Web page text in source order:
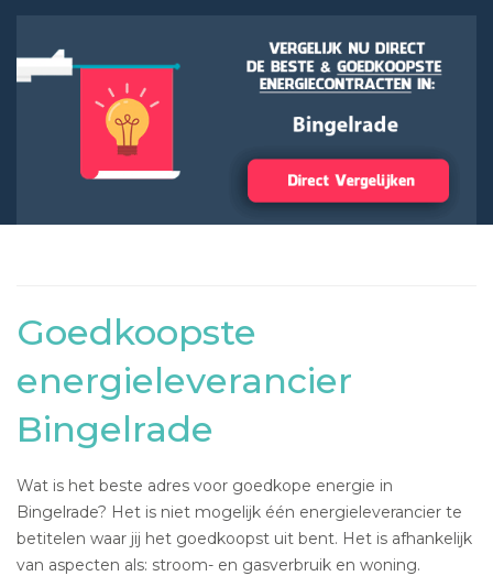
Goedkoopste
energieleverancier
Bingelrade
Wat is het beste adres voor goedkope energie in
Bingelrade? Het is niet mogelijk één energieleverancier te
betitelen waar jij het goedkoopst uit bent. Het is afhankelijk
van aspecten als: stroom- en gasverbruik en woning.